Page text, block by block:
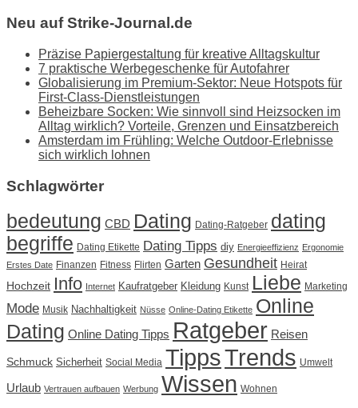
Neu auf Strike-Journal.de
Präzise Papiergestaltung für kreative Alltagskultur
7 praktische Werbegeschenke für Autofahrer
Globalisierung im Premium-Sektor: Neue Hotspots für
First-Class-Dienstleistungen
Beheizbare Socken: Wie sinnvoll sind Heizsocken im
Alltag wirklich? Vorteile, Grenzen und Einsatzbereich
Amsterdam im Frühling: Welche Outdoor-Erlebnisse
sich wirklich lohnen
Schlagwörter
bedeutung CBD Dating Dating-Ratgeber dating
begriffe Dating Etikette Dating Tipps diy Energieeffizienz Ergonomie
Erstes Date Finanzen Fitness Flirten Garten Gesundheit Heirat
Hochzeit Info Internet Kaufratgeber Kleidung Kunst Liebe Marketing
Mode Musik Nachhaltigkeit Nüsse Online-Dating Etikette Online
Dating Online Dating Tipps Ratgeber Reisen
Schmuck Sicherheit Social Media TippsTrends Umwelt
Urlaub Vertrauen aufbauen Werbung Wissen Wohnen